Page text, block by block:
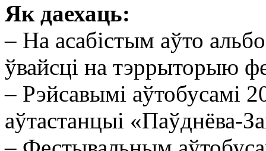
Як даехаць:
– На асабістым аўто
ўвайсці на тэррыторыю
– Рэйсавымі аўтобусамі
аўтастанцыi «Паўднёва-